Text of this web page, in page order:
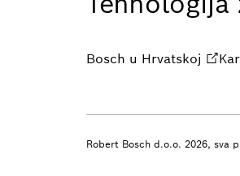
Bosch u Hrvatskoj
Robert Bosch d.o.o. 2026, sva